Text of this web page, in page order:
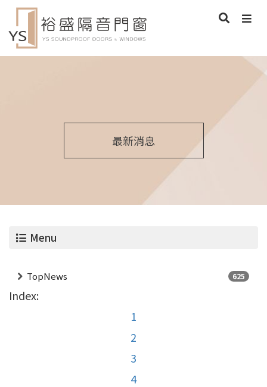
最新消息
Menu
TopNews 625
Index:
1
2
3
4